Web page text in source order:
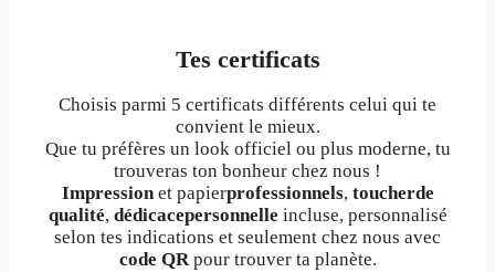
Tes certificats
Choisis parmi 5 certificats différents celui qui te
convient le mieux.
Que tu préfères un look officiel ou plus moderne, tu
trouveras ton bonheur chez nous !
Impressionet papierprofessionnels, toucherde
qualité, dédicacepersonnelle incluse, personnalisé
selon tes indications et seulement chez nous avec
code QRpour trouver ta planète.